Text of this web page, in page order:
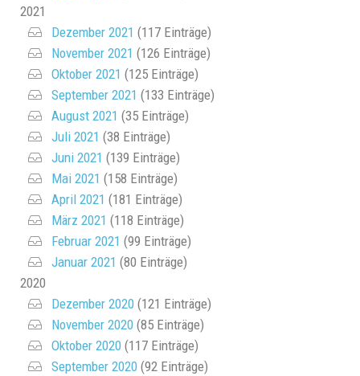
2021
Dezember 2021 (117 Einträge)
November 2021 (126 Einträge)
Oktober 2021 (125 Einträge)
September 2021 (133 Einträge)
August 2021 (35 Einträge)
Juli 2021 (38 Einträge)
Juni 2021 (139 Einträge)
Mai 2021 (158 Einträge)
April 2021 (181 Einträge)
März 2021 (118 Einträge)
Februar 2021 (99 Einträge)
Januar 2021 (80 Einträge)
2020
Dezember 2020 (121 Einträge)
November 2020 (85 Einträge)
Oktober 2020 (117 Einträge)
September 2020 (92 Einträge)